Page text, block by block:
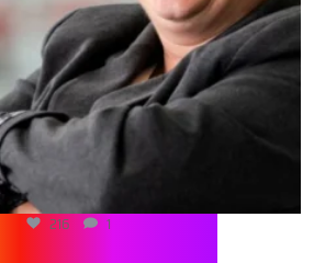
216 1